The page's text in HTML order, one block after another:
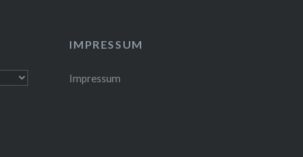
IMPRESSUM
Impressum